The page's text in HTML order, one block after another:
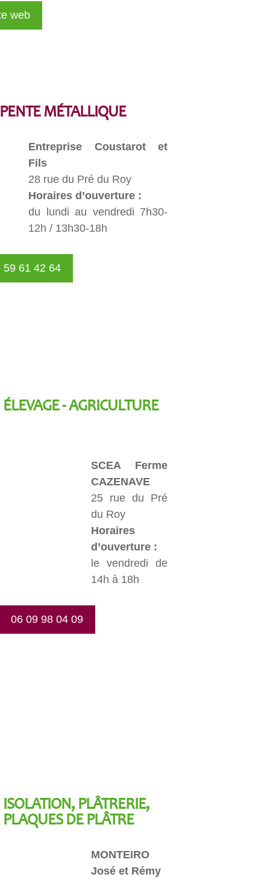
web
MÉTALLIQUE
Entreprise Coustarot et
Fils
28 rue du Pré du Roy
Horaires d’ouverture :
du lundi au vendredi 7h30-
12h / 13h30-18h
59 61 42 64
ÉLEVAGE - AGRICULTURE
SCEA Ferme
CAZENAVE
25 rue du Pré
du Roy
Horaires
d’ouverture :
le vendredi de
14h à 18h
06 09 98 04 09
ISOLATION, PLÂTRERIE,
PLAQUES DE PLÂTRE
MONTEIRO
José et Rémy